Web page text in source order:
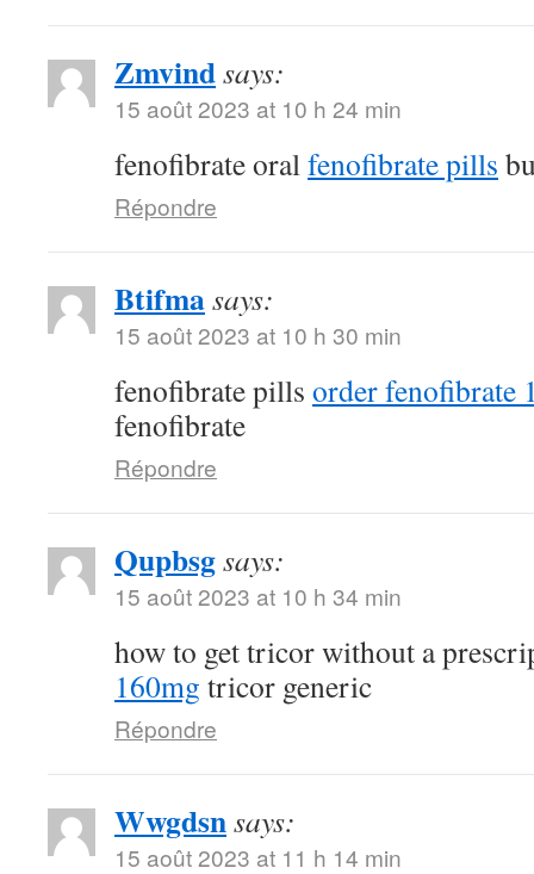
Zmvindsays:
15 août 2023 at 10 h 24 min
fenofibrate oralfenofibrate pills
Répondre
Btifmasays:
15 août 2023 at 10 h 30 min
fenofibrate pills order fenofibrate
fenofibrate
Répondre
Qupbsgsays:
15 août 2023 at 10 h 34 min
how to get tricor without a
160mg tricor generic
Répondre
Wwgdsnsays:
15 août 2023 at 11 h 14 min